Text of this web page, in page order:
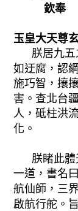
欽奉
玉皇大天尊
朕居九五
如迂腐，認
施巧智，攘
害。查北台
人，砥柱洪
化。
朕睹此體
一道，書名
航仙師，三
啟航行舵。